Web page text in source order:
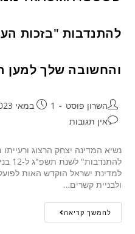
להתנדבות "בזכות
והחשובה שלך למען
השרון פוסט 1 במאי 2023
אין תגובות
נשיא המדינה יצחק הרצוג
למדינת ישראל הוקדש האות
ולבניית קשרים…
להמשך קריאה